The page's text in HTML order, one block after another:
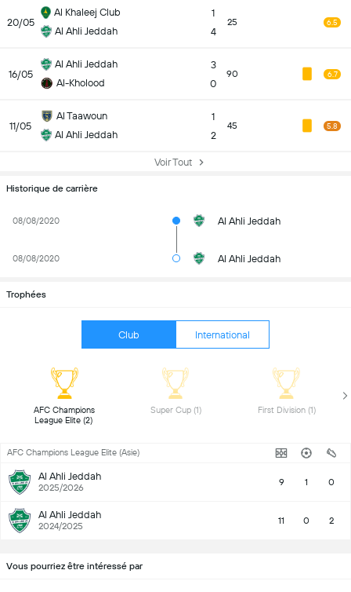
20/05
Al Khaleej Club
Al Ahli Jeddah
1
4
25 6.5
16/05
Al Ahli Jeddah
Al-Kholood
3
0
90 6.7
11/05
Al Taawoun
Al Ahli Jeddah
1
2
45 5.8
Voir Tout
Historique de carrière
08/08/2020 Al Ahli Jeddah
08/08/2020 Al Ahli Jeddah
Trophées
Club International
AFC Champions
League Elite (2)
Super Cup (1) First Division (1)
AFC Champions League Elite (Asie)
Al Ahli Jeddah
2025/2026 9 1 0
Al Ahli Jeddah
2024/2025 11 0 2
Vous pourriez être intéressé par